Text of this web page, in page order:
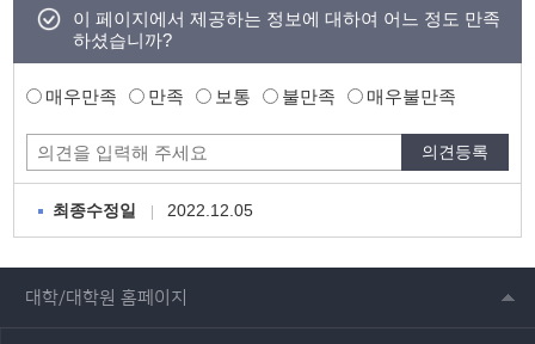
이 페이지에서 제공하는 정보에 대하여 어느 정도 만족
하셨습니까?
매우만족 만족 보통 불만족 매우불만족
최종수정일 2022.12.05
대학/대학원 홈페이지